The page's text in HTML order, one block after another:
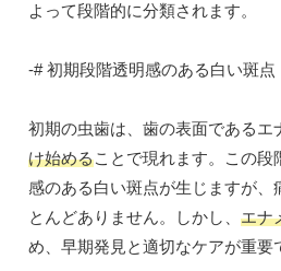
よって段階的に分類されます。
-# 初期段階透明感のある白い斑点
初期の虫歯は、歯の表面であるエ
け始めることで現れます。この段
感のある白い斑点が生じますが、
とんどありません。しかし、 エナ
め、早期発見と適切なケアが重要